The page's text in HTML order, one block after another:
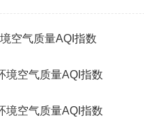
空气质量AQI指数
境空气质量AQI指数
境空气质量AQI指数